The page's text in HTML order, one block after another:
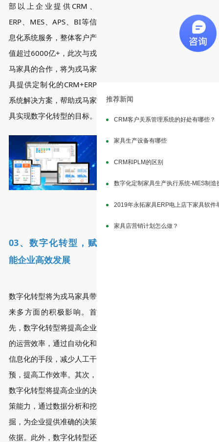
部以上企业提供CRM、
ERP、MES、APS、BI等信
息化系统服务，整体客户产
值超过6000亿+， 此次与戎
马家具的合作，将为戎马家
具提供定制化的CRM+ERP
系统解决方案，帮助戎马家
具实现数字化转型的目标。
03、
数字化转型，赋
能企业高效发展
数字化转型将为戎马家具带
来多方面的积极影响。首
先，数字化转型将提高企业
的运营效率，通过自动化和
信息化的手段，减少人工干
预，提高工作效率。其次，
数字化转型将提高企业的决
策能力，通过数据分析和挖
掘，为企业提供准确的决策
依据。此外，数字化转型还
推荐新闻
CRM客户关系管理系统的好处有哪些？
家具生产设备有哪些
CRM和PLM的区别
数字化定制家具生产执行系统-MES制
2019年永拓家具ERP电上店下家具软件
家具店营销计划怎么做？